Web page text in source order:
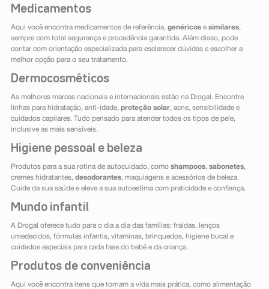
Medicamentos
Aqui você encontra medicamentos de referência, genéricose similares,
sempre com total segurança e procedência garantida. Além disso, pode
contar com orientação especializada para esclarecer dúvidas e escolher a
melhor opção para o seu tratamento.
Dermocosméticos
As melhores marcas nacionais e internacionais estão na Drogal. Encontre
linhas para hidratação, anti-idade, proteção solar, acne, sensibilidade e
cuidados capilares. Tudo pensado para atender todos os tipos de pele,
inclusive as mais sensíveis.
Higiene pessoal e beleza
Produtos para a sua rotina de autocuidado, como shampoos, sabonetes,
cremes hidratantes, desodorantes, maquiagens e acessórios de beleza.
Cuide da sua saúde e eleve a sua autoestima com praticidade e confiança.
Mundo infantil
A Drogal oferece tudo para o dia a dia das famílias: fraldas, lenços
umedecidos, fórmulas infantis, vitaminas, brinquedos, higiene bucal e
cuidados especiais para cada fase do bebê e da criança.
Produtos de conveniência
Aqui você encontra itens que tornam a vida mais prática, como alimentação